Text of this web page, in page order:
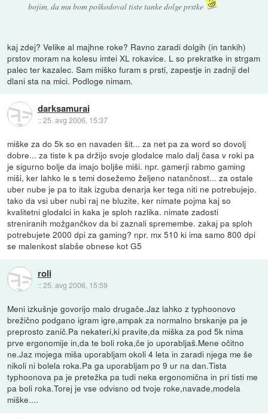
bojim, da mu bom poškodoval tiste tanke dolge prstke
kaj zdej? Velike al majhne roke? Ravno zaradi dolgih (in tankih)
prstov moram na kolesu imtei XL rokavice. L so prekratke in strgam
palec ter kazalec. Sam miško furam s prsti, zapestje in zadnji del
dlani sta na mici. Podloge nimam.
darksamurai
::25. avg 2006, 15:37
miške za do 5k so en navaden šit... za net pa za word so dovolj
dobre... za tiste k pa držijo svoje glodalce malo dalj časa v roki pa
je sigurno bolje da imajo boljše miši. npr. gamerji rabmo gaming
miši, ker lahko le s temi dosežemo željeno natančnost... za ostale
uber nube je pa to itak izguba denarja ker tega niti ne potrebujejo.
tako da vsi uber nubi raj ne bluzite, ker nimate pojma kaj so
kvalitetni glodalci in kaka je sploh razlika. nimate zadosti
streniranih možgančkov da bi zaznali spremembe. zakaj pa sploh
potrebujete 2000 dpi za gaming? npr. mx 510 ki ima samo 800 dpi
se malenkost slabše obnese kot G5
roli
::25. avg 2006, 15:59
Meni izkušnje govorijo malo drugače.Jaz lahko z typhoonovo
brežično podgano igram igre,ampak za normalno brskanje pa je
preprosto zanič.Pa nekateri,ki pravite,da miška za pod 5k nima
prve ergonomije in,da te boli roka,če jo uporabljaš.Mene očitno
ne.Jaz mojega miša uporabljam okoli 4 leta in zaradi njega me še
nikoli ni bolela roka.Pa ga uporabljam po 9 ur na dan.Tista
typhoonova pa je pretežka pa tudi neka ergonomična in pri tisti me
pa boli roka.Torej je vse odvisno od tvoje roke,navade,modela
miške....